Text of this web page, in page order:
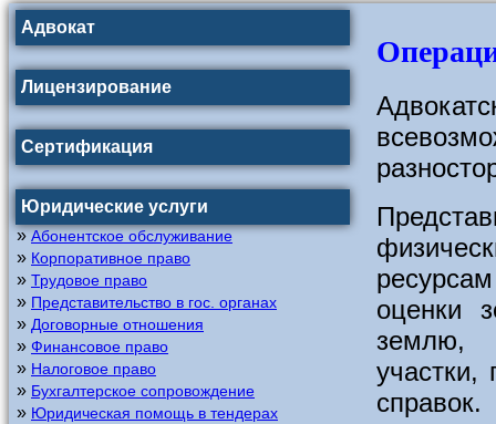
Адвокат
Лицензирование
Сертификация
Юридические услуги
»Абонентское обслуживание
» Корпоративное право
» Трудовое право
» Представительство в гос. органах
» Договорные отношения
» Финансовое право
» Налоговое право
» Бухгалтерское сопровождение
» Юридическая помощь в тендерах
оценки
землю,
участки,
справок.